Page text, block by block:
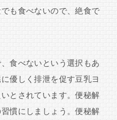
も食べないので、絶食で
食べないという選択もあ
優しく排泄を促す豆乳ヨ
とされています。便秘解
慣にしましょう。便秘解